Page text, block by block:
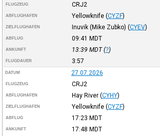
FLUGZEUG CRJ2
ABFLUGHAFEN Yellowknife (CYZF)
ZIELFLUGHAFEN Inuvik (Mike Zubko) (CYEV)
ABFLUG 09:41 MDT
ANKUNFT 13:39 MDT(?)
FLUGDAUER 3:57
DATUM 27.07.2026
FLUGZEUG CRJ2
ABFLUGHAFEN Hay River (CYHY)
ZIELFLUGHAFEN Yellowknife (CYZF)
ABFLUG 17:23 MDT
ANKUNFT 17:48 MDT